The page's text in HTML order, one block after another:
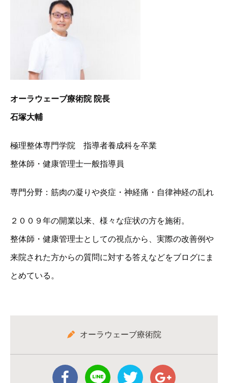
オーラウェーブ療術院 院長
石塚大輔
極理整体専門学院 指導者養成科を卒業
整体師・健康管理士一般指導員
専門分野：筋肉の凝りや炎症・神経痛・自律神経の乱れ
２００９年の開業以来、様々な症状の方を施術。
整体師・健康管理士としての視点から、実際の改善例や
来院された方からの質問に対する答えなどをブログにま
とめている。
オーラウェーブ療術院